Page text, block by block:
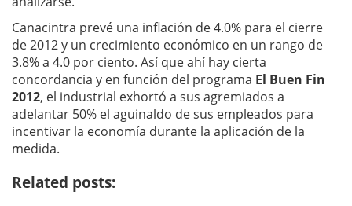
Canacintra prevé una inflación de 4.0% para el cierre
de 2012 y un crecimiento económico en un rango de
3.8% a 4.0 por ciento. Así que ahí hay cierta
concordancia y en función del programa El Buen Fin
2012, el industrial exhortó a sus agremiados a
adelantar 50% el aguinaldo de sus empleados para
incentivar la economía durante la aplicación de la
medida.
Related posts: